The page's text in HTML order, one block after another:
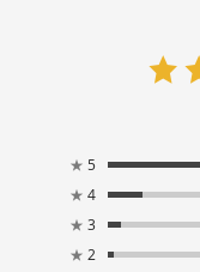
★ 5
★ 4
★ 3
★ 2